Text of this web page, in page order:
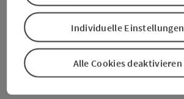
Kontaktformular
Alle Cookies deaktivieren
Individuelle Einstellungen